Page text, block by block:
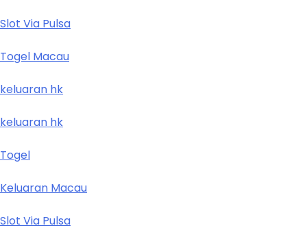
Slot Via Pulsa
Togel Macau
keluaran hk
keluaran hk
Togel
Keluaran Macau
Slot Via Pulsa